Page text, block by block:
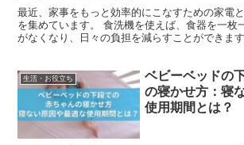
最近、家事をもっと効率的にこなすための家電
を集めています。 食洗機を使えば、食器を一枚
がなくなり、日々の負担を減らすことができま
生活・お役立ち
ベビーベッドの
の寝かせ方：寝
使用期間とは？